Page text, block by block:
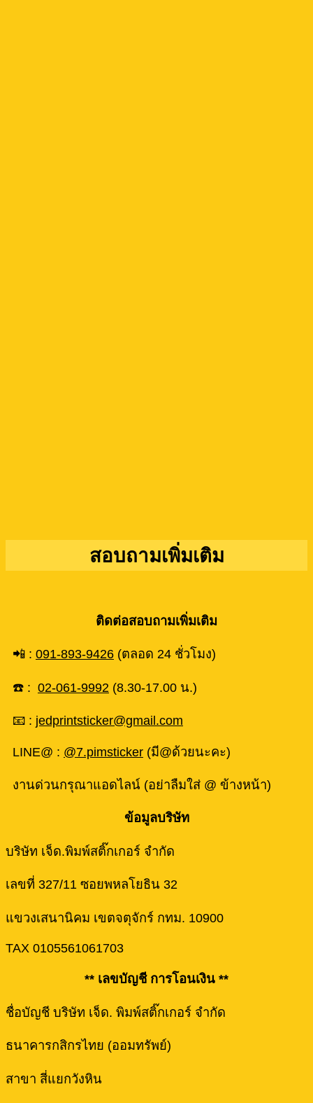
สอบถามเพิ่มเติม
ติดต่อสอบถามเพิ่มเติม
📲 : 091-893-9426 (ตลอด 24 ชั่วโมง)
☎️ : 02-061-9992 (8.30-17.00 น.)
📧 : jedprintsticker@gmail.com
LINE@ : @7.pimsticker (มี@ด้วยนะคะ)
งานด่วนกรุณาแอดไลน์ (อย่าลืมใส่ @ ข้างหน้า)
ข้อมูลบริษัท
บริษัท เจ็ด.พิมพ์สติ๊กเกอร์ จำกัด
เลขที่ 327/11 ซอยพหลโยธิน 32
แขวงเสนานิคม เขตจตุจักร์ กทม. 10900
TAX 0105561061703
** เลขบัญชี การโอนเงิน **
ชื่อบัญชี บริษัท เจ็ด. พิมพ์สติ๊กเกอร์ จำกัด
ธนาคารกสิกรไทย (ออมทรัพย์)
สาขา สี่แยกวังหิน